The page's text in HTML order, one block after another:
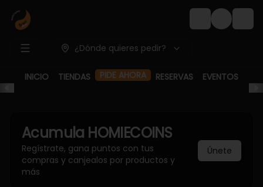
Login
¿Dónde quieres pedir?
INICIO TIENDAS PIDE AHORA RESERVAS EVENTOS
Acumula HOMIECOINS
Regístrate, gana puntos con tus
compras y canjealos por productos y
más
Únete